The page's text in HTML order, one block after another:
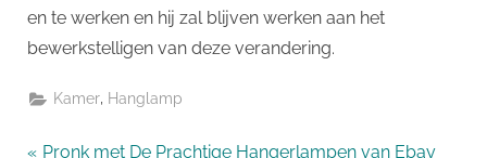
en te werken en hij zal blijven werken aan het
bewerkstelligen van deze verandering.
Kamer, Hanglamp
P
Pronk met De Prachtige Hangerlampen van Ebay